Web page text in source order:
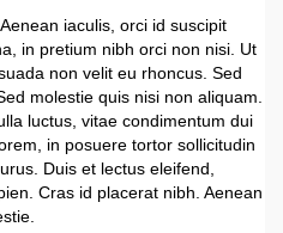
iaculis, orci id suscipit
in pretium nibh orci non nisi. Ut
non velit eu rhoncus. Sed
molestie quis nisi non aliquam.
luctus, vitae condimentum dui
in posuere tortor sollicitudin
Duis et lectus eleifend,
Cras id placerat nibh. Aenean